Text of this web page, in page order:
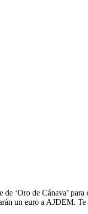
‘Oro de Cánava’
un euro a AJDEM.